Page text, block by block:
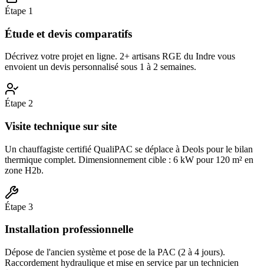
Étape 1
Étude et devis comparatifs
Décrivez votre projet en ligne. 2+ artisans RGE du Indre vous
envoient un devis personnalisé sous 1 à 2 semaines.
Étape 2
Visite technique sur site
Un chauffagiste certifié QualiPAC se déplace à Deols pour le bilan
thermique complet. Dimensionnement cible : 6 kW pour 120 m² en
zone H2b.
Étape 3
Installation professionnelle
Dépose de l'ancien système et pose de la PAC (2 à 4 jours).
Raccordement hydraulique et mise en service par un technicien